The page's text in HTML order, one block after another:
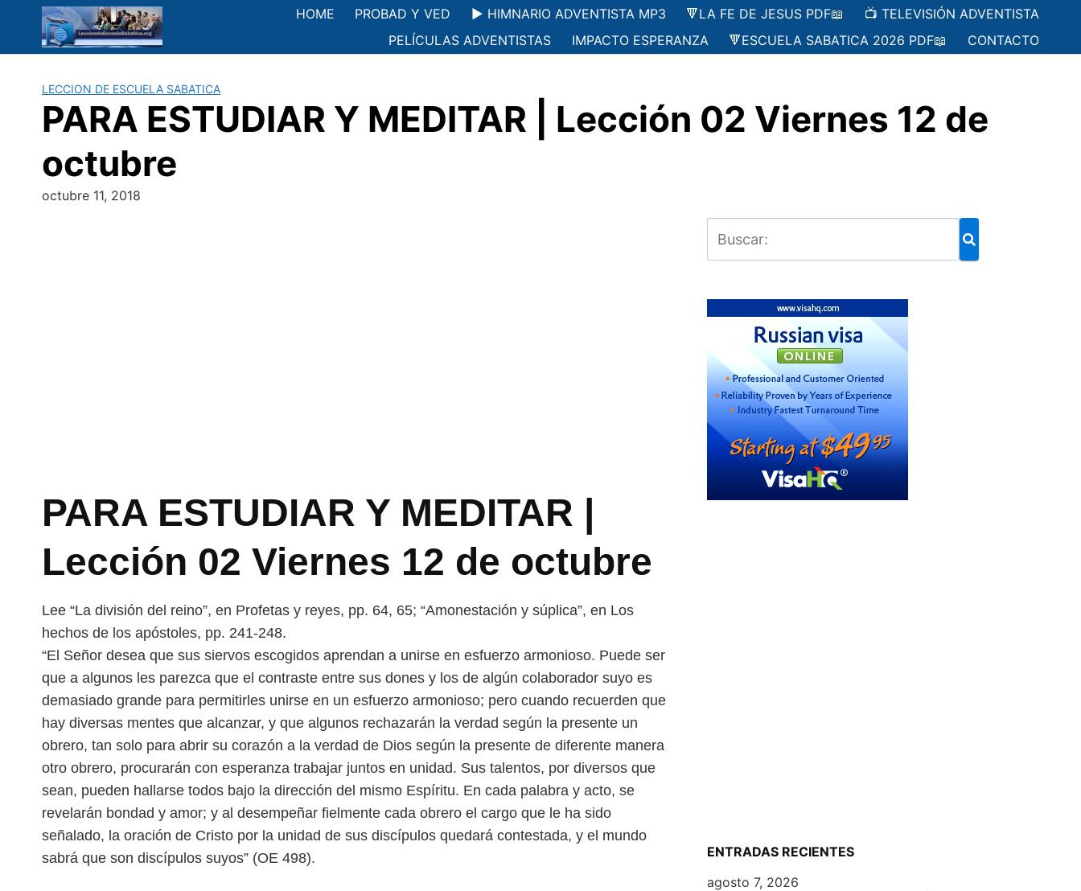
contenido
HOME PROBAD Y VED ▶️ HIMNARIO ADVENTISTA MP3 🔻LA FE DE JESUS PDF📖
📺 TELEVISIÓN ADVENTISTA
PELÍCULAS ADVENTISTAS
IMPACTO ESPERANZA 🔻ESCUELA SABATICA 2026 PDF📖 CONTACTO
LECCION DE ESCUELA SABATICA
PARA ESTUDIAR Y MEDITAR | Lección 02 Viernes 12 de
octubre
octubre 11, 2018
PARA ESTUDIAR Y MEDITAR |
Lección 02 Viernes 12 de octubre
Lee “La división del reino”, en Profetas y reyes, pp. 64, 65; “Amonestación y súplica”, en Los
hechos de los apóstoles, pp. 241-248.
“El Señor desea que sus siervos escogidos aprendan a unirse en esfuerzo armonioso. Puede ser
que a algunos les parezca que el contraste entre sus dones y los de algún colaborador suyo es
demasiado grande para permitirles unirse en un esfuerzo armonioso; pero cuando recuerden que
hay diversas mentes que alcanzar, y que algunos rechazarán la verdad según la presente un
obrero, tan solo para abrir su corazón a la verdad de Dios según la presente de diferente manera
otro obrero, procurarán con esperanza trabajar juntos en unidad. Sus talentos, por diversos que
sean, pueden hallarse todos bajo la dirección del mismo Espíritu. En cada palabra y acto, se
revelarán bondad y amor; y al desempeñar fielmente cada obrero el cargo que le ha sido
señalado, la oración de Cristo por la unidad de sus discípulos quedará contestada, y el mundo
sabrá que son discípulos suyos” (OE 498).
ENTRADAS RECIENTES
agosto 7, 2026